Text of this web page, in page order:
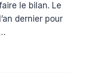
le bilan. Le
dernier pour